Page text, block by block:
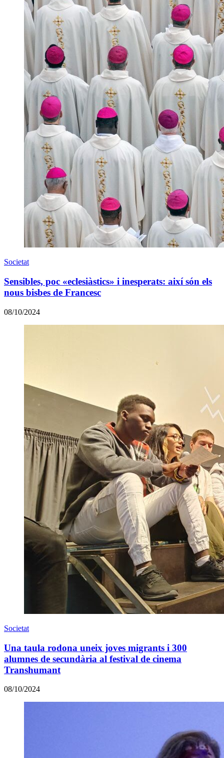
Societat
Sensibles, poc «eclesiàstics» i inesperats: així són els
nous bisbes de Francesc
08/10/2024
Societat
Una taula rodona uneix joves migrants i 300
alumnes de secundària al festival de cinema
Transhumant
08/10/2024